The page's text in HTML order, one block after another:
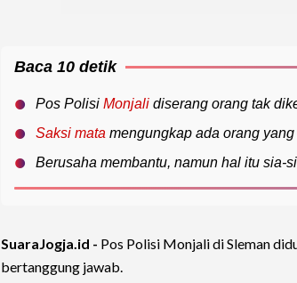
Baca 10 detik
Pos Polisi Monjali diserang orang tak
Saksi mata mengungkap ada orang
Berusaha membantu, namun hal itu sia-
SuaraJogja.id - Pos Polisi Monjali di Sleman
bertanggung jawab.